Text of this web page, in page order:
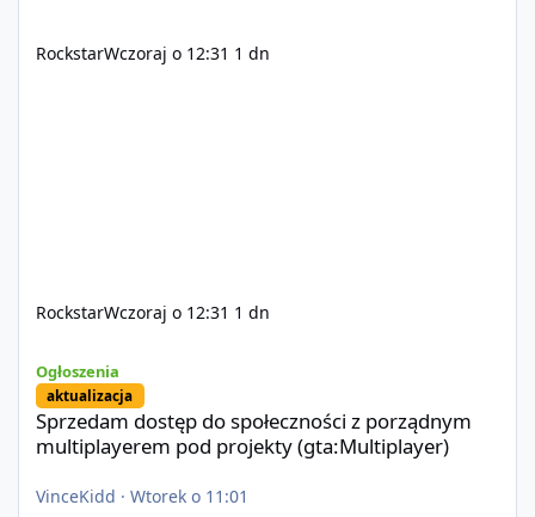
RockstarWczoraj o 12:31 1 dn
RockstarWczoraj o 12:31 1 dn
Ogłoszenia
aktualizacja
Sprzedam dostęp do społeczności z porządnym
multiplayerem pod projekty (gta:Multiplayer)
VinceKidd · Wtorek o 11:01